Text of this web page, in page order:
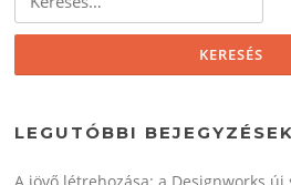
LEGUTÓBBI BEJEGYZÉSEK